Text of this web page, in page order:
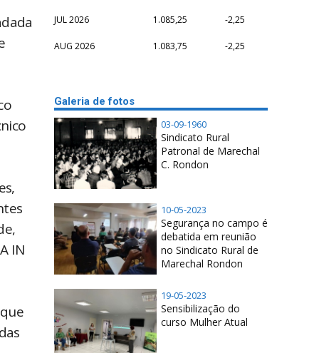
IN
JUL 2026 1.085,25 -2,25
AUG 2026 1.083,75 -2,25
Galeria de fotos
03-09-1960
Sindicato Rural
Patronal de Marechal
C. Rondon
10-05-2023
Segurança no campo é
debatida em reunião
no Sindicato Rural de
Marechal Rondon
19-05-2023
Sensibilização do
curso Mulher Atual